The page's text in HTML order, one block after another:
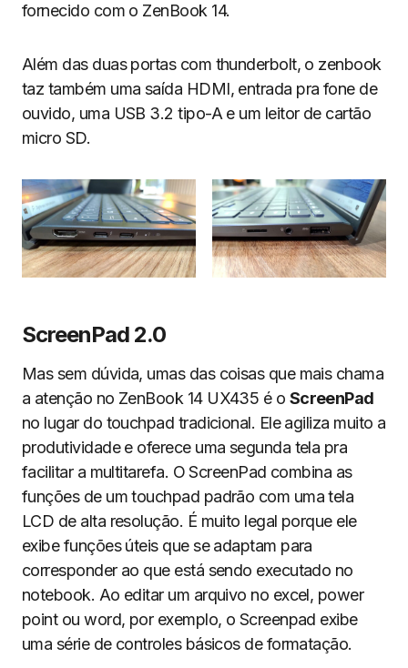
fornecido com o ZenBook 14.
Além das duas portas com thunderbolt, o zenbook
taz também uma saída HDMI, entrada pra fone de
ouvido, uma USB 3.2 tipo-A e um leitor de cartão
micro SD.
ScreenPad 2.0
Mas sem dúvida, umas das coisas que mais chama
a atenção no ZenBook 14 UX435 é o ScreenPad
no lugar do touchpad tradicional. Ele agiliza muito a
produtividade e oferece uma segunda tela pra
facilitar a multitarefa. O ScreenPad combina as
funções de um touchpad padrão com uma tela
LCD de alta resolução. É muito legal porque ele
exibe funções úteis que se adaptam para
corresponder ao que está sendo executado no
notebook. Ao editar um arquivo no excel, power
point ou word, por exemplo, o Screenpad exibe
uma série de controles básicos de formatação.